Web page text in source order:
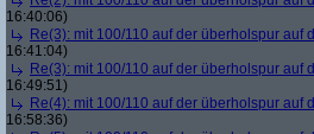
16:40:06)
Re(3): mit 100/110 auf der überholspur auf
16:41:04)
Re(3): mit 100/110 auf der überholspur auf
16:49:51)
Re(4): mit 100/110 auf der überholspur auf
16:58:36)